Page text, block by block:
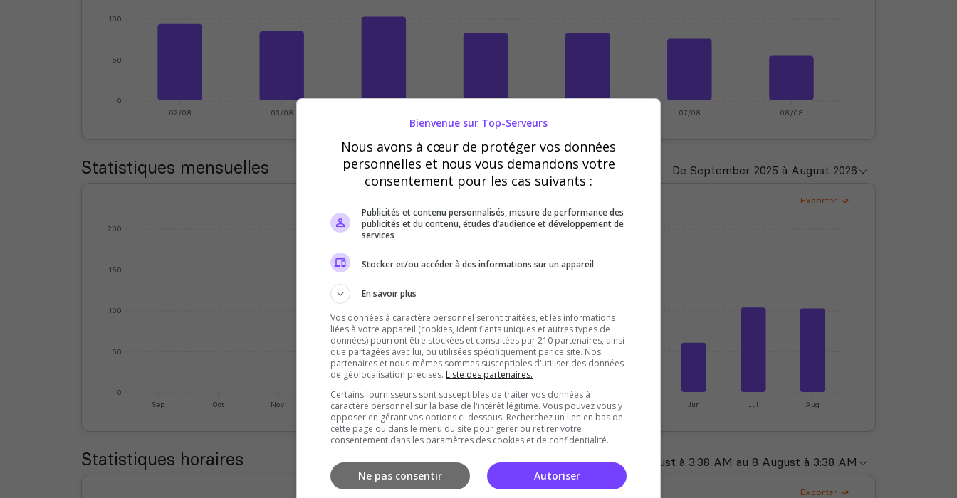
0
50
100
02/08 03/08 07/08 08/08
Statistiques mensuelles
Exporter
0
50
100
150
200
Sep Oct Nov Dec Jan Feb Mar Apr Jun Jul Aug
Statistiques horaires
Exporter
Bienvenue sur Top-Serveurs
Nous avons à cœur de protéger vos données
personnelles et nous vous demandons votre
consentement pour les cas suivants :
Publicités et contenu personnalisés, mesure de performance des
publicités et du contenu, études d’audience et développement de
services
Stocker et/ou accéder à des informations sur un appareil
En savoir plus
Vos données à caractère personnel seront traitées, et les informations
liées à votre appareil (cookies, identifiants uniques et autres types de
données) pourront être stockées et consultées par 210 partenaires, ainsi
que partagées avec lui, ou utilisées spécifiquement par ce site. Nos
partenaires et nous-mêmes sommes susceptibles d'utiliser des données
de géolocalisation précises. Liste des partenaires.
Certains fournisseurs sont susceptibles de traiter vos données à
caractère personnel sur la base de l'intérêt légitime. Vous pouvez vous y
opposer en gérant vos options ci-dessous. Recherchez un lien en bas de
cette page ou dans le menu du site pour gérer ou retirer votre
consentement dans les paramètres des cookies et de confidentialité.
Autoriser
Ne pas consentir